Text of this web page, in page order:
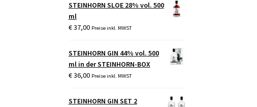
STEINHORN SLOE 28% vol. 500
ml
€37,00 Preise inkl. MWST
STEINHORN GIN 44% vol. 500
ml in der STEINHORN-BOX
€36,00 Preise inkl. MWST
STEINHORN GIN SET 2